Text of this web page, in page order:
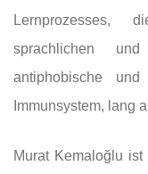
Lernprozesses,
sprachlichen
antiphobische und
Immunsystem, lang
Murat Kemaloğlu